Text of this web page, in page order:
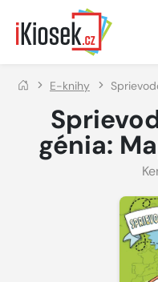
Přejít na hlavní obsah
E-knihy
génia: